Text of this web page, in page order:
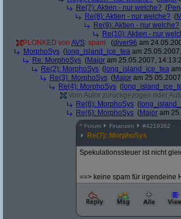
Re(7): Aktien - nur welche? (
Re(8): Aktien - nur welche? (
Re(9): Aktien - nur welche?
Re(10): Aktien - nur
PLONKED von AVS: spam (diver96 am
MorphoSys ( long_island_ice_tea am
Re: MorphoSys (Major am 25.05.2007,
Re(2): MorphoSys ( long_island_ice_tea
Re(3): MorphoSys (Major am
Re(4): MorphoSys (
Vom Autor zurückgezogen oder
Re(6): MorphoSys (
Re(6): MorphoSys (Major am
^ Forum Finanzen #4219362
Re(7): MorphoSys
Spekulationssteuer ist nicht
==> keine spam für irgendeine